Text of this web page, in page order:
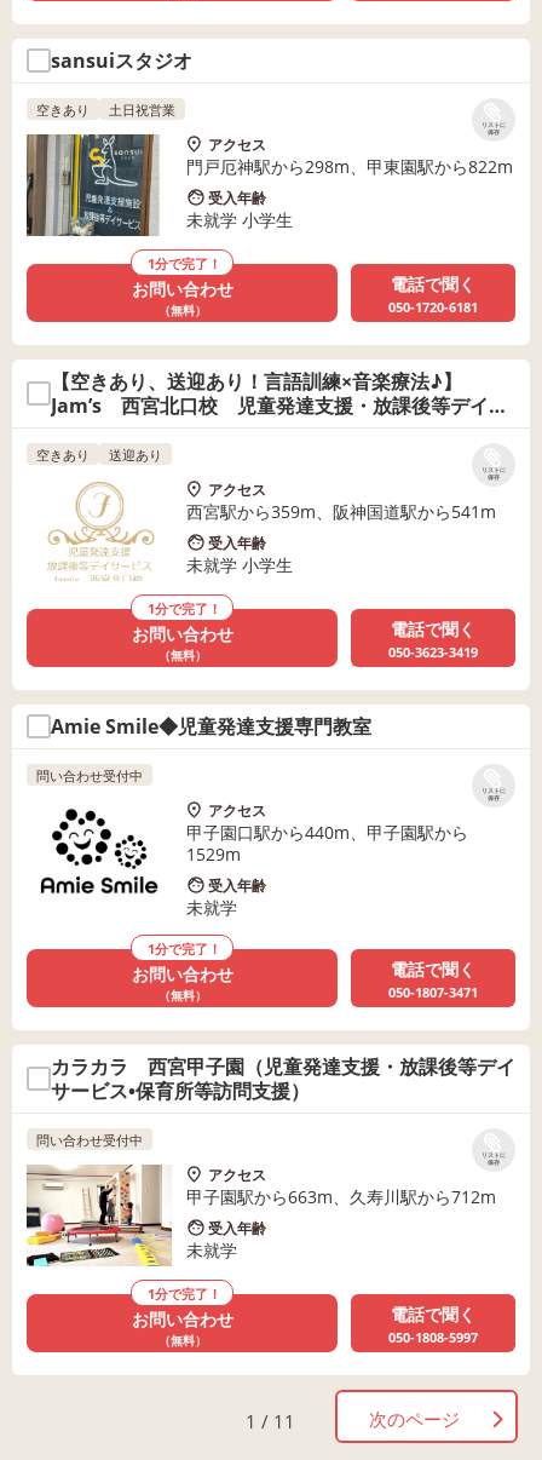
sansuiスタジオ
リストに
保存
空きあり 土日祝営業
アクセス
門戸厄神駅から298m、甲東園駅から822m
受入年齢
未就学 小学生
1分で完了！
お問い合わせ
（無料）
電話で聞く
050-1720-6181
【空きあり、送迎あり！言語訓練×音楽療法♪】
Jam’s 西宮北口校 児童発達支援・放課後等デイサ
ービス
リストに
保存
空きあり 送迎あり
アクセス
西宮駅から359m、阪神国道駅から541m
受入年齢
未就学 小学生
1分で完了！
お問い合わせ
（無料）
電話で聞く
050-3623-3419
Amie Smile◆児童発達支援専門教室
リストに
保存
問い合わせ受付中
アクセス
甲子園口駅から440m、甲子園駅から
1529m
受入年齢
未就学
1分で完了！
お問い合わせ
（無料）
電話で聞く
050-1807-3471
カラカラ 西宮甲子園（児童発達支援・放課後等デイ
サービス•保育所等訪問支援）
リストに
保存
問い合わせ受付中
アクセス
甲子園駅から663m、久寿川駅から712m
受入年齢
未就学
1分で完了！
お問い合わせ
（無料）
電話で聞く
050-1808-5997
1 / 11 次のページ